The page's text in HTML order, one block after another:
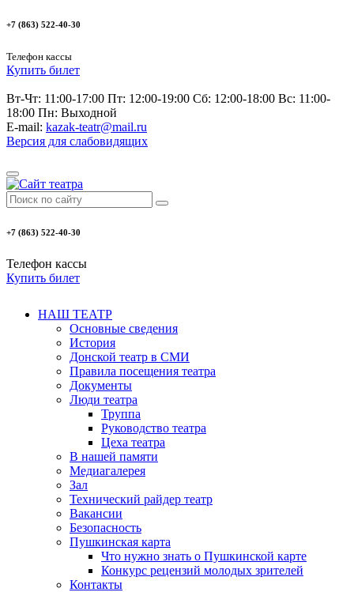
+7 (863) 522-40-30
Телефон кассы
Купить билет
Вт-Чт: 11:00-17:00 Пт: 12:00-19:00 Сб: 12:00-18:00 Вс: 11:00-
18:00 Пн: Выходной
E-mail: kazak-teatr@mail.ru
Версия для слабовидящих
+7 (863) 522-40-30
Телефон кассы
Купить билет
НАШ ТЕАТР
Основные сведения
История
Донской театр в СМИ
Правила посещения театра
Документы
Люди театра
Труппа
Руководство театра
Цеха театра
В нашей памяти
Медиагалерея
Зал
Технический райдер театр
Вакансии
Безопасность
Пушкинская карта
Что нужно знать о Пушкинской карте
Конкурс рецензий молодых зрителей
Контакты